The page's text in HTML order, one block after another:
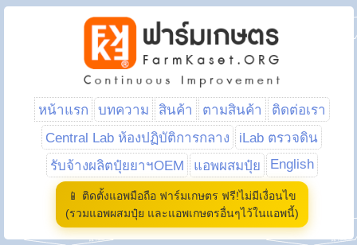
หน้าแรก บทความ สินค้า ตามสินค้า
ติดต่อเรา
Central Lab ห้องปฏิบัติการกลาง
iLab ตรวจดิน
รับจ้างผลิตปุ๋ยยาฯOEM
แอพผสมปุ๋ย English
📱 ติดตั้งแอพมือถือ ฟาร์มเกษตร ฟรี!ไม่มีเงื่อนไข
(รวมแอพผสมปุ๋ย และแอพเกษตรอื่นๆไว้ในแอพนี้)